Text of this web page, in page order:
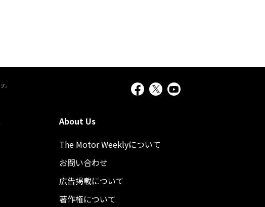
About Us
The Motor Weeklyについて
お問い合わせ
広告掲載について
著作権について